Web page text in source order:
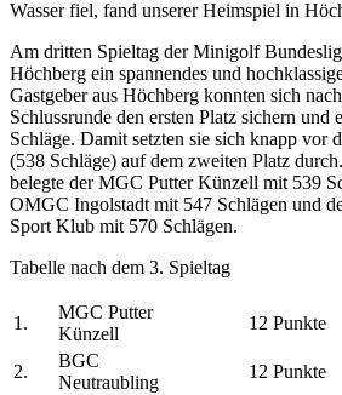
Wasser fiel, fand unserer Heimspiel in
Am dritten Spieltag der Minigolf
Höchberg ein spannendes und
Gastgeber aus Höchberg konnten sich
Schlussrunde den ersten Platz sichern und
Schläge. Damit setzten sie sich knapp vor
(538 Schläge) auf dem zweiten Platz
belegte der MGC Putter Künzell mit 539
OMGC Ingolstadt mit 547 Schlägen und
Sport Klub mit 570 Schlägen.
Tabelle nach dem 3. Spieltag
1.
MGC Putter
Künzell
12 Punkte
2.
BGC
Neutraubling
12 Punkte